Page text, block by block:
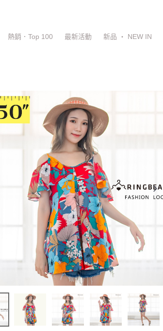
熱銷．Top 100 最新活動 新品 ‧ NEW IN